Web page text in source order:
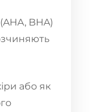
BHA)
або як